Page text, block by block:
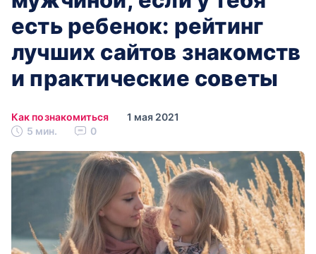
есть ребенок: рейтинг
лучших сайтов знакомств
и практические советы
Как познакомиться
1 мая 2021
5 мин.
0